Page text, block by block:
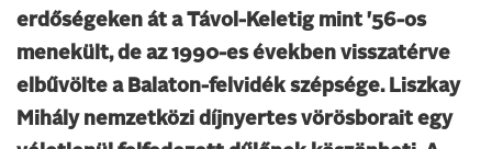
erdőségeken át a Távol-Keletig mint '56-os
menekült, de az 1990-es években visszatérve
elbűvölte a Balaton-felvidék szépsége. Liszkay
Mihály nemzetközi díjnyertes vörösborait egy